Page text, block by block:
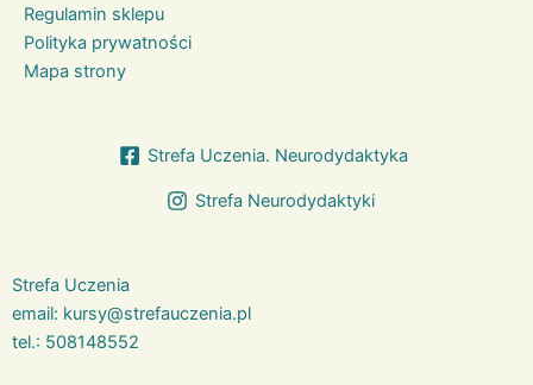
Regulamin sklepu
Polityka prywatności
Mapa strony
Strefa Uczenia. Neurodydaktyka
Strefa Neurodydaktyki
Strefa Uczenia
email: kursy@strefauczenia.pl
tel.: 508148552